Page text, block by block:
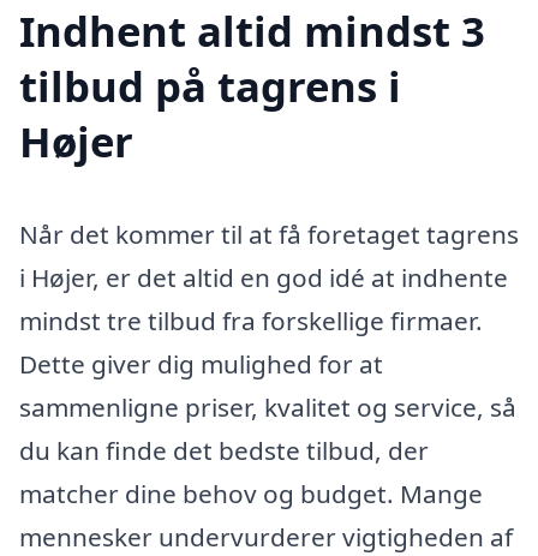
Indhent altid mindst 3
tilbud på tagrens i
Højer
Når det kommer til at få foretaget tagrens
i Højer, er det altid en god idé at indhente
mindst tre tilbud fra forskellige firmaer.
Dette giver dig mulighed for at
sammenligne priser, kvalitet og service, så
du kan finde det bedste tilbud, der
matcher dine behov og budget. Mange
mennesker undervurderer vigtigheden af